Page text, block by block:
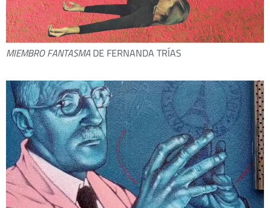
MIEMBRO FANTASMA DE FERNANDA TRÍAS